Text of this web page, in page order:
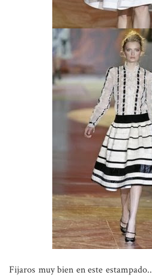
Fijaros muy bien en este estampado..